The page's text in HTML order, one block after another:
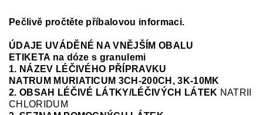
Pečlivě pročtěte příbalovou informaci.
ÚDAJE UVÁDĚNÉ NA VNĚJŠÍM OBALU
ETIKETA na dóze s granulemi
1. NÁZEV LÉČIVÉHO PŘÍPRAVKU
NATRUM MURIATICUM 3CH-200CH, 3K-10MK
2. OBSAH LÉČIVÉ LÁTKY/LÉČIVÝCH LÁTEK NATRII
CHLORIDUM